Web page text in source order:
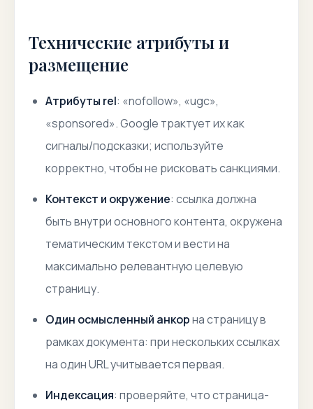
Технические атрибуты и
размещение
Атрибуты rel: «nofollow», «ugc»,
«sponsored». Google трактует их как
сигналы/подсказки; используйте
корректно, чтобы не рисковать санкциями.
Контекст и окружение: ссылка должна
быть внутри основного контента, окружена
тематическим текстом и вести на
максимально релевантную целевую
страницу.
Один осмысленный анкорна страницу в
рамках документа: при нескольких ссылках
на один URL учитывается первая.
Индексация: проверяйте, что страница-